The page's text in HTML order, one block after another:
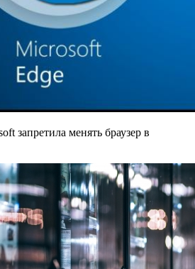
запретила менять браузер в